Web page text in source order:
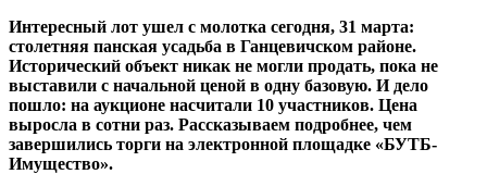
Интересный лот ушел с молотка сегодня, 31 марта:
столетняя панская усадьба в Ганцевичском районе.
Исторический объект никак не могли продать, пока не
выставили с начальной ценой в одну базовую. И дело
пошло: на аукционе насчитали 10 участников. Цена
выросла в сотни раз. Рассказываем подробнее, чем
завершились торги на электронной площадке «БУТБ-
Имущество».